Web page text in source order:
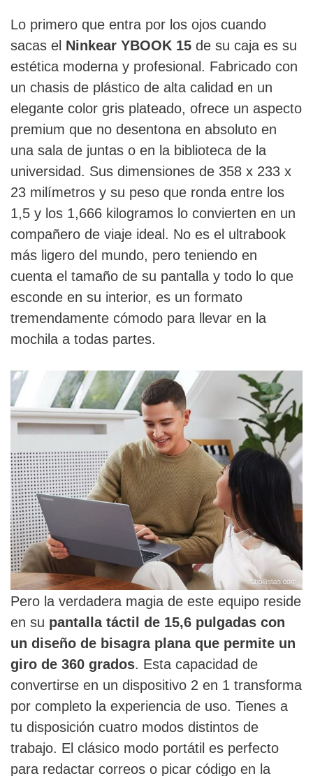
Lo primero que entra por los ojos cuando
sacas el Ninkear YBOOK 15 de su caja es su
estética moderna y profesional. Fabricado con
un chasis de plástico de alta calidad en un
elegante color gris plateado, ofrece un aspecto
premium que no desentona en absoluto en
una sala de juntas o en la biblioteca de la
universidad. Sus dimensiones de 358 x 233 x
23 milímetros y su peso que ronda entre los
1,5 y los 1,666 kilogramos lo convierten en un
compañero de viaje ideal. No es el ultrabook
más ligero del mundo, pero teniendo en
cuenta el tamaño de su pantalla y todo lo que
esconde en su interior, es un formato
tremendamente cómodo para llevar en la
mochila a todas partes.
Pero la verdadera magia de este equipo reside
en su pantalla táctil de 15,6 pulgadas con
un diseño de bisagra plana que permite un
giro de 360 grados. Esta capacidad de
convertirse en un dispositivo 2 en 1 transforma
por completo la experiencia de uso. Tienes a
tu disposición cuatro modos distintos de
trabajo. El clásico modo portátil es perfecto
para redactar correos o picar código en la